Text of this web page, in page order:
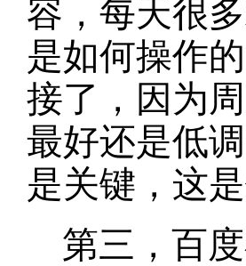
容，每天很
是如何操作
接了，因为
最好还是低
是关键，这
第三，百